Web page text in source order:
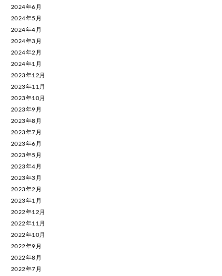
2024年6月
2024年5月
2024年4月
2024年3月
2024年2月
2024年1月
2023年12月
2023年11月
2023年10月
2023年9月
2023年8月
2023年7月
2023年6月
2023年5月
2023年4月
2023年3月
2023年2月
2023年1月
2022年12月
2022年11月
2022年10月
2022年9月
2022年8月
2022年7月